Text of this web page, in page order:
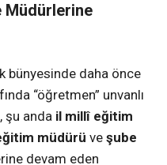
Müdürlerine
bünyesinde daha önce
“öğretmen” unvanlı
şu anda il millî eğitim
müdürü ve şube
devam eden